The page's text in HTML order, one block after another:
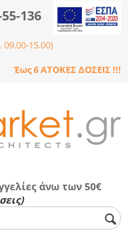
136
09.00-15.00)
Έως 6 ΑΤΟΚΕΣ ΔΟΣΕΙΣ !!!
άνω των 50€